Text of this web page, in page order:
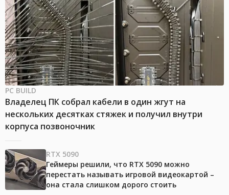
PC BUILD
Владелец ПК собрал кабели в один жгут на
нескольких десятках стяжек и получил внутри
корпуса позвоночник
RTX 5090
Геймеры решили, что RTX 5090 можно
перестать называть игровой видеокартой –
она стала слишком дорого стоить